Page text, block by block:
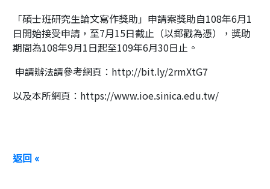
「碩士班研究生論文寫作獎助」申請案獎助自108年6月1
日開始接受申請，至7月15日截止（以郵戳為憑），獎助
期間為108年9月1日起至109年6月30日止。
申請辦法請參考網頁：http://bit.ly/2rmXtG7
以及本所網頁：https://www.ioe.sinica.edu.tw/
返回 «